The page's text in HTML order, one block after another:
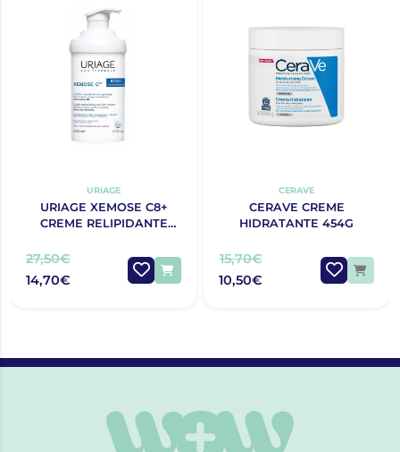
URIAGE
URIAGE XEMOSE C8+
CREME RELIPIDANTE
27,50€
14,70€
CERAVE
CERAVE CREME
HIDRATANTE 454G
15,70€
10,50€